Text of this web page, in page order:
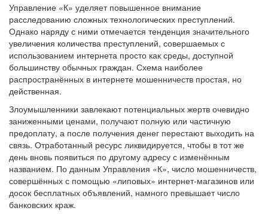
Управление «К» уделяет повышенное внимание
расследованию сложных технологических преступлений.
Однако наряду с ними отмечается тенденция значительного
увеличения количества преступлений, совершаемых с
использованием интернета просто как среды, доступной
большинству обычных граждан. Схема наиболее
распространённых в интернете мошенничеств простая, но
действенная.
Злоумышленники завлекают потенциальных жертв очевидно
заниженными ценами, получают полную или частичную
предоплату, а после получения денег перестают выходить на
связь. Отработанный ресурс ликвидируется, чтобы в тот же
день вновь появиться по другому адресу с изменённым
названием. По данным Управления «К», число мошенничеств,
совершённых с помощью «липовых» интернет-магазинов или
досок бесплатных объявлений, намного превышает число
банковских краж.